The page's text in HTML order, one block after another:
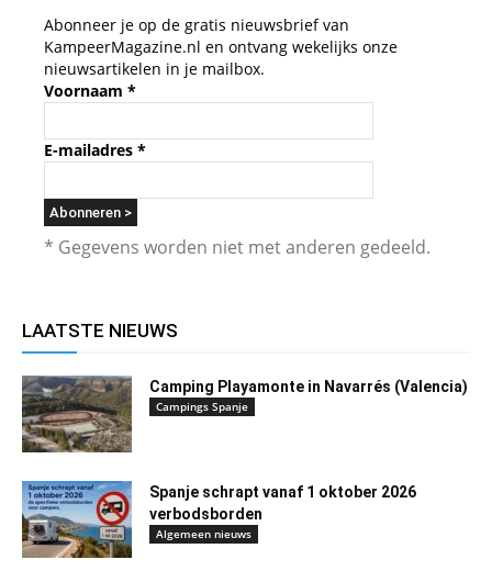
Abonneer je op de gratis nieuwsbrief van
KampeerMagazine.nl en ontvang wekelijks onze
nieuwsartikelen in je mailbox.
Voornaam *
E-mailadres *
* Gegevens worden niet met anderen gedeeld.
LAATSTE NIEUWS
Camping Playamonte in Navarrés (Valencia)
Campings Spanje
Spanje schrapt vanaf 1 oktober 2026
verbodsborden
Algemeen nieuws